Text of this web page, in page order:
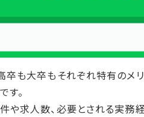
卒も大卒もそれぞれ特有のメ
す。
や求人数、必要とされる実務